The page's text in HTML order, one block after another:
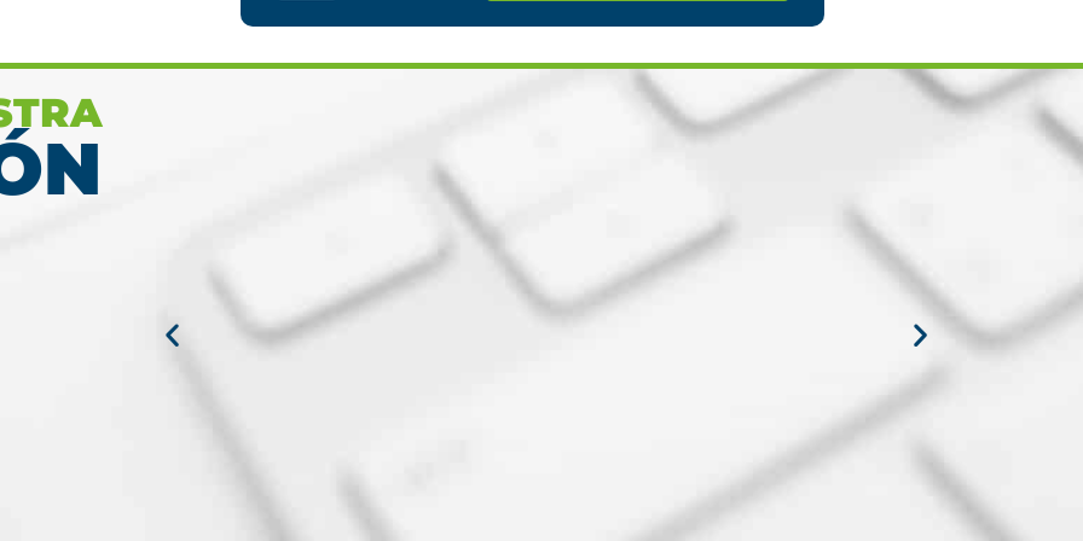
herramientas con las que
terminar tus estudios en